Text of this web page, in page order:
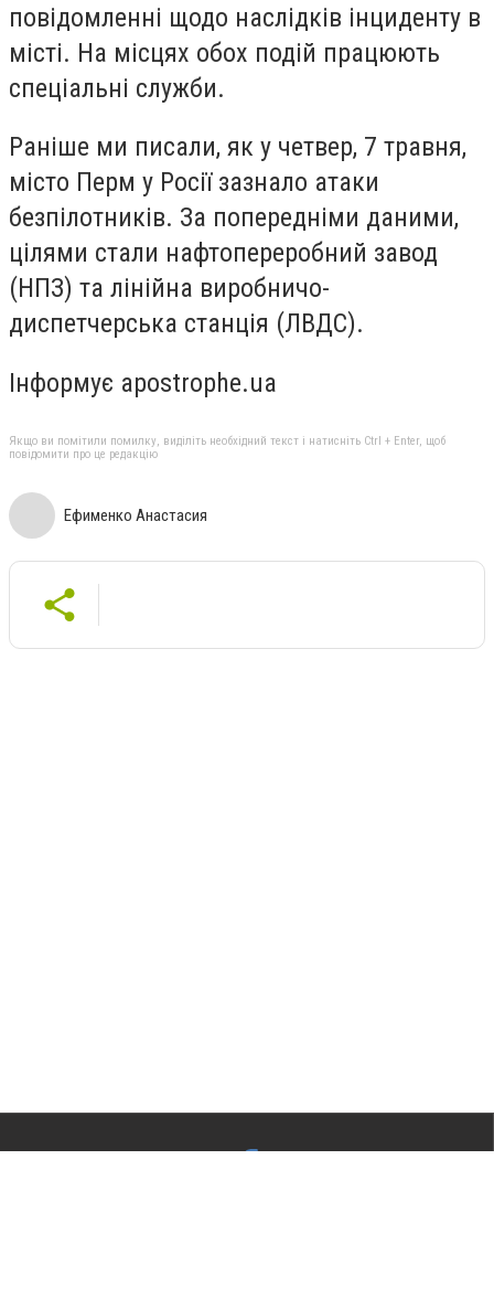
повідомленні щодо наслідків інциденту в
місті. На місцях обох подій працюють
спеціальні служби.
Раніше ми писали, як у четвер, 7 травня,
місто Перм у Росії зазнало атаки
безпілотників. За попередніми даними,
цілями стали нафтопереробний завод
(НПЗ) та лінійна виробничо-
диспетчерська станція (ЛВДС).
Інформує apostrophe.ua
Якщо ви помітили помилку, виділіть необхідний текст і натисніть Ctrl + Enter, щоб
повідомити про це редакцію
Ефименко Анастасия